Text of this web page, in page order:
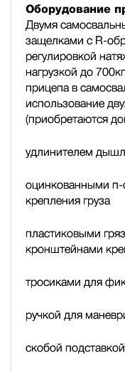
Оборудование
Двумя
защелками с R-
регулировкой
нагрузкой до
прицепа в
использование
(приобретаются
удлинителем
оцинкованными
крепления груза
пластиковыми
кронштейнами
тросиками для
ручкой для
скобой